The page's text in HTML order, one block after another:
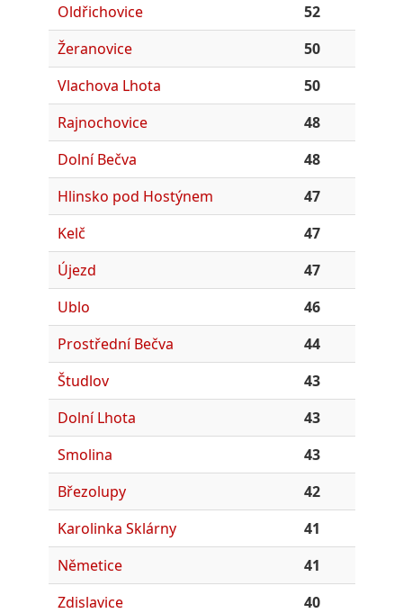
Oldřichovice
52
Žeranovice
50
Vlachova Lhota
50
Rajnochovice
48
Dolní Bečva
48
Hlinsko pod Hostýnem
47
Kelč
47
Újezd
47
Ublo
46
Prostřední Bečva
44
Študlov
43
Dolní Lhota
43
Smolina
43
Březolupy
42
Karolinka Sklárny
41
Němetice
41
Zdislavice
40